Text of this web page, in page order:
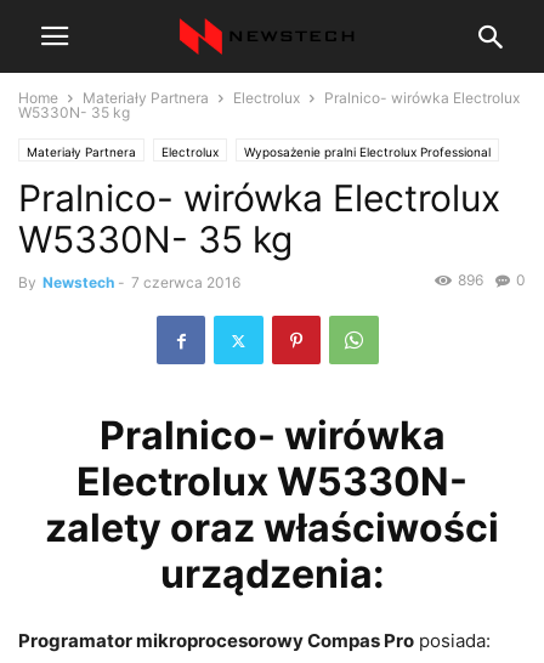
Home Materiały Partnera Electrolux
Pralnico- wirówka Electrolux
W5330N- 35 kg
Materiały Partnera Electrolux Wyposażenie pralni Electrolux Professional
Pralnico- wirówka Electrolux
W5330N- 35 kg
By Newstech - 7 czerwca 2016 0
896
Pralnico- wirówka
Electrolux W5330N-
zalety oraz właściwości
urządzenia:
Programator mikroprocesorowy Compas Pro posiada: